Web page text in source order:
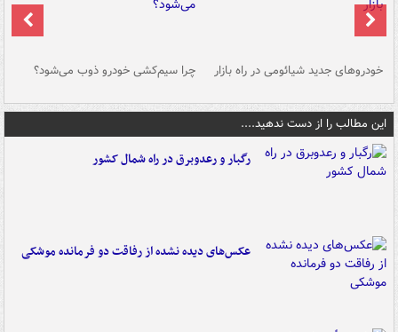
خودروهای جدید شیائومی در راه بازار چرا سیم‌کشی خودرو ذوب می‌شود؟
این مطالب را از دست ندهید....
رگبار و رعدوبرق در راه شمال کشور
عکس‌های دیده نشده از رفاقت دو فرمانده‌ موشکی